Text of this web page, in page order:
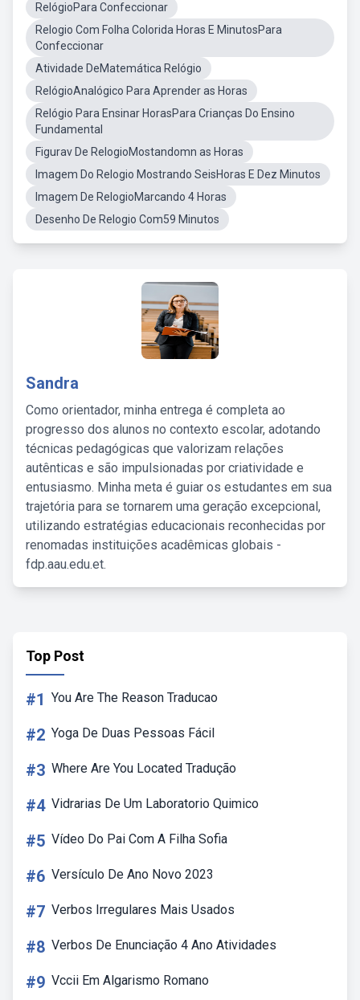
RelógioPara Confeccionar
Relogio Com Folha Colorida Horas E MinutosPara
Confeccionar
Atividade DeMatemática Relógio
RelógioAnalógico Para Aprender as Horas
Relógio Para Ensinar HorasPara Crianças Do Ensino
Fundamental
Figurav De RelogioMostandomn as Horas
Imagem Do Relogio Mostrando SeisHoras E Dez Minutos
Imagem De RelogioMarcando 4 Horas
Desenho De Relogio Com59 Minutos
Sandra
Como orientador, minha entrega é completa ao
progresso dos alunos no contexto escolar, adotando
técnicas pedagógicas que valorizam relações
autênticas e são impulsionadas por criatividade e
entusiasmo. Minha meta é guiar os estudantes em sua
trajetória para se tornarem uma geração excepcional,
utilizando estratégias educacionais reconhecidas por
renomadas instituições acadêmicas globais -
fdp.aau.edu.et.
Top Post
#1 You Are The Reason Traducao
#2 Yoga De Duas Pessoas Fácil
#3 Where Are You Located Tradução
#4 Vidrarias De Um Laboratorio Quimico
#5 Vídeo Do Pai Com A Filha Sofia
#6 Versículo De Ano Novo 2023
#7 Verbos Irregulares Mais Usados
#8 Verbos De Enunciação 4 Ano Atividades
#9 Vccii Em Algarismo Romano